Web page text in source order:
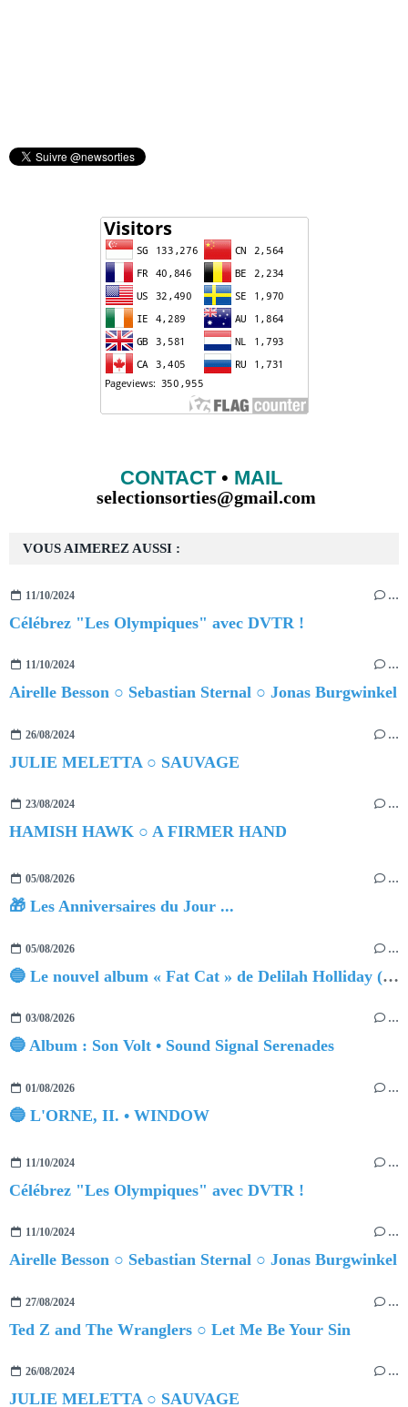
VOUS AIMEREZ AUSSI :
11/10/2024 …
Célébrez "Les Olympiques" avec DVTR !
11/10/2024 …
Airelle Besson ○ Sebastian Sternal ○ Jonas Burgwinkel
26/08/2024 …
JULIE MELETTA ○ SAUVAGE
23/08/2024 …
HAMISH HAWK ○ A FIRMER HAND
05/08/2026 …
🎁 Les Anniversaires du Jour ...
05/08/2026 …
🔵 Le nouvel album « Fat Cat » de Delilah Holliday (sortie le 30 Octobre 2026)
03/08/2026 …
🔵 Album : Son Volt • Sound Signal Serenades
01/08/2026 …
🔵 L'ORNE, II. • WINDOW
11/10/2024 …
Célébrez "Les Olympiques" avec DVTR !
11/10/2024 …
Airelle Besson ○ Sebastian Sternal ○ Jonas Burgwinkel
27/08/2024 …
Ted Z and The Wranglers ○ Let Me Be Your Sin
26/08/2024 …
JULIE MELETTA ○ SAUVAGE
CONTACT• MAIL
selectionsorties@gmail.com